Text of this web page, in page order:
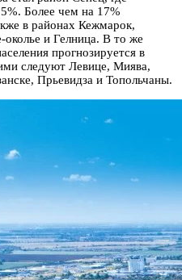
Более чем на 17%
в районах Кежмарок,
и Гелница. В то же
прогнозируется в
следуют Левице, Миява,
Прьевидза и Топольчаны.